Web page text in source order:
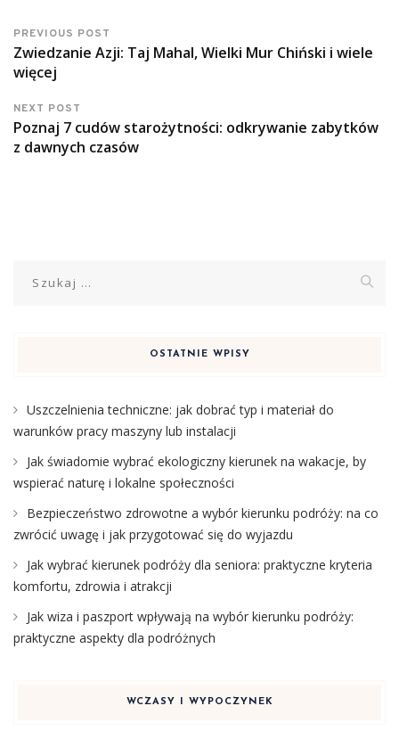
PREVIOUS POST
Zwiedzanie Azji: Taj Mahal, Wielki Mur Chiński i wiele
więcej
NEXT POST
Poznaj 7 cudów starożytności: odkrywanie zabytków
z dawnych czasów
OSTATNIE WPISY
Uszczelnienia techniczne: jak dobrać typ i materiał do
warunków pracy maszyny lub instalacji
Jak świadomie wybrać ekologiczny kierunek na wakacje, by
wspierać naturę i lokalne społeczności
Bezpieczeństwo zdrowotne a wybór kierunku podróży: na co
zwrócić uwagę i jak przygotować się do wyjazdu
Jak wybrać kierunek podróży dla seniora: praktyczne kryteria
komfortu, zdrowia i atrakcji
Jak wiza i paszport wpływają na wybór kierunku podróży:
praktyczne aspekty dla podróżnych
WCZASY I WYPOCZYNEK